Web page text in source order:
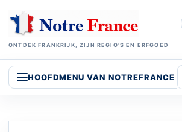
ONTDEK FRANKRIJK, ZIJN REGIO’S EN ERFGOED
HOOFDMENU VAN NOTREFRANCE